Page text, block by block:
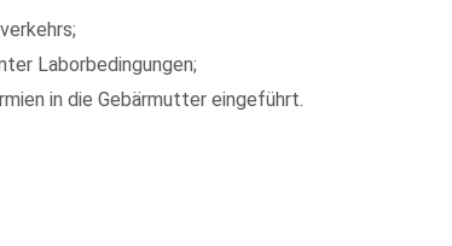
Laborbedingungen;
in die Gebärmutter eingeführt.